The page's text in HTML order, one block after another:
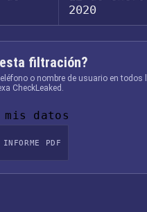
2020
filtración?
o nombre de usuario en todos
CheckLeaked.
mis datos
INFORME PDF